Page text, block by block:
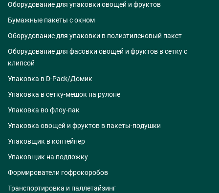
Оборудование для упаковки овощей и фруктов
Бумажные пакеты с окном
Оборудование для упаковки в полиэтиленовый пакет
Оборудование для фасовки овощей и фруктов в сетку с
клипсой
Упаковка в D-Pack/Домик
Упаковка в сетку-мешок на рулоне
Упаковка во флоу-пак
Упаковка овощей и фруктов в пакеты-подушки
Упаковщик в контейнер
Упаковщик на подложку
Формирователи гофрокоробов
Транспортировка и паллетайзинг